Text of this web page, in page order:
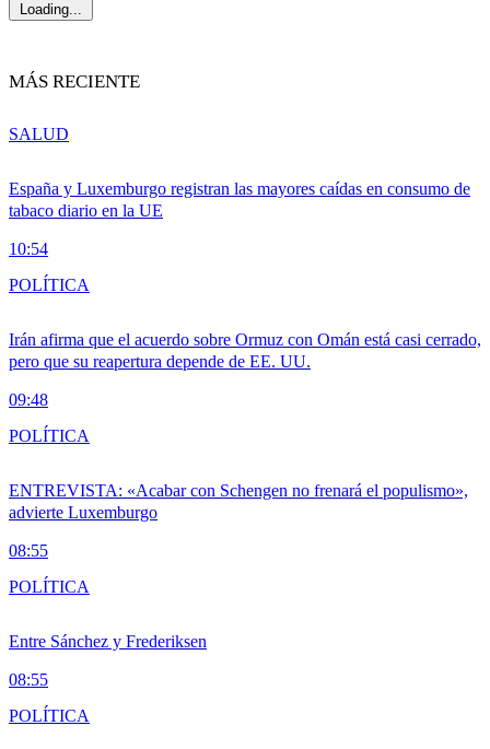
Loading...
MÁS RECIENTE
España y Luxemburgo registran las mayores caídas en consumo de
tabaco diario en la UE
10:54
SALUD
Irán afirma que el acuerdo sobre Ormuz con Omán está casi cerrado,
pero que su reapertura depende de EE. UU.
09:48
POLÍTICA
ENTREVISTA: «Acabar con Schengen no frenará el populismo»,
advierte Luxemburgo
08:55
POLÍTICA
Entre Sánchez y Frederiksen
08:55
POLÍTICA
POLÍTICA